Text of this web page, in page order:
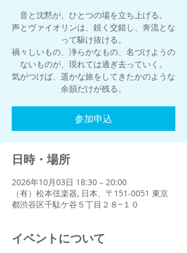
音と沈黙が、ひとつの場を立ち上げる。
声とヴァイオリンは、鋭く交錯し、奔流とな
って駆け抜ける。
禍々しいもの、浄らかなもの、名づけようの
ないものが、現れては過ぎ去っていく。
気がつけば、遥かな旅をしてきたかのような
余韻だけが残る。
参加申込
日時・場所
2026年10月03日 18:30 – 20:00
（有）松本弦楽器, 日本、〒151-0051 東京
都渋谷区千駄ケ谷５丁目２８−１０
イベントについて